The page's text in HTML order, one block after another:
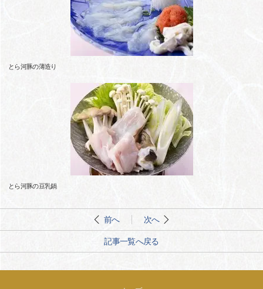
とら河豚の薄造り
とら河豚の豆乳鍋
前へ 次へ
記事一覧へ戻る